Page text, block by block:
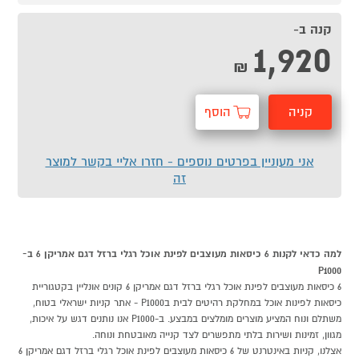
קנה ב-
1,920
₪
קניה הוסף
אני מעוניין בפרטים נוספים - חזרו אליי בקשר למוצר
זה
למה כדאי לקנות 6 כיסאות מעוצבים לפינת אוכל רגלי ברזל דגם אמריקן 6 ב-
P1000
6 כיסאות מעוצבים לפינת אוכל רגלי ברזל דגם אמריקן 6 קונים אונליין בקטגוריית
כיסאות לפינות אוכל במחלקת רהיטים לבית בP1000 - אתר קניות ישראלי בטוח,
משתלם ונוח המציע מוצרים מומלצים במבצע. ב-P1000 אנו נותנים דגש על איכות,
מגוון, זמינות ושירות בלתי מתפשרים לצד קנייה מאובטחת ונוחה.
אצלנו, קניות באינטרנט של 6 כיסאות מעוצבים לפינת אוכל רגלי ברזל דגם אמריקן 6